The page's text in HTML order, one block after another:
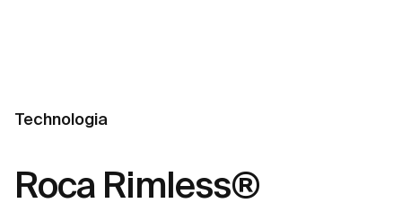
Technologia
Roca Rimless®